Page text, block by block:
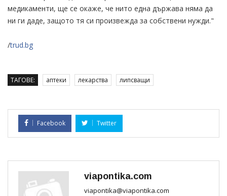
медикаменти, ще се окаже, че нито една държава няма да
ни ги даде, защото тя си произвежда за собствени нужди."
/trud.bg
ТАГОВЕ: аптеки лекарства липсващи
Facebook Twitter
viapontika.com
viapontika@viapontika.com